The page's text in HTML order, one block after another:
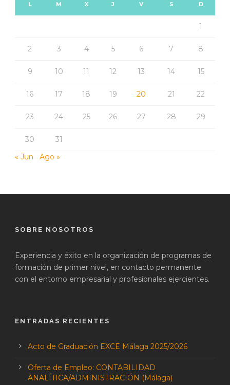
L M X J V S D
1
2 3 4 5 6 7 8
9 10 11 12 13 14 15
16 17 18 19 20 21 22
23 24 25 26 27 28 29
30
31
« Jun
Ago »
SOBRE NOSOTROS
Experiencia y éxito en la organización de programas de
formación de primer nivel, en contacto permanente
con el entorno empresarial y profesionales ejercientes.
ENTRADAS RECIENTES
Acto de Graduación EXCE Málaga 2025/2026
Oferta de Empleo: CONTABILIDAD
ANALÍTICA/ADMINISTRACIÓN (Málaga)